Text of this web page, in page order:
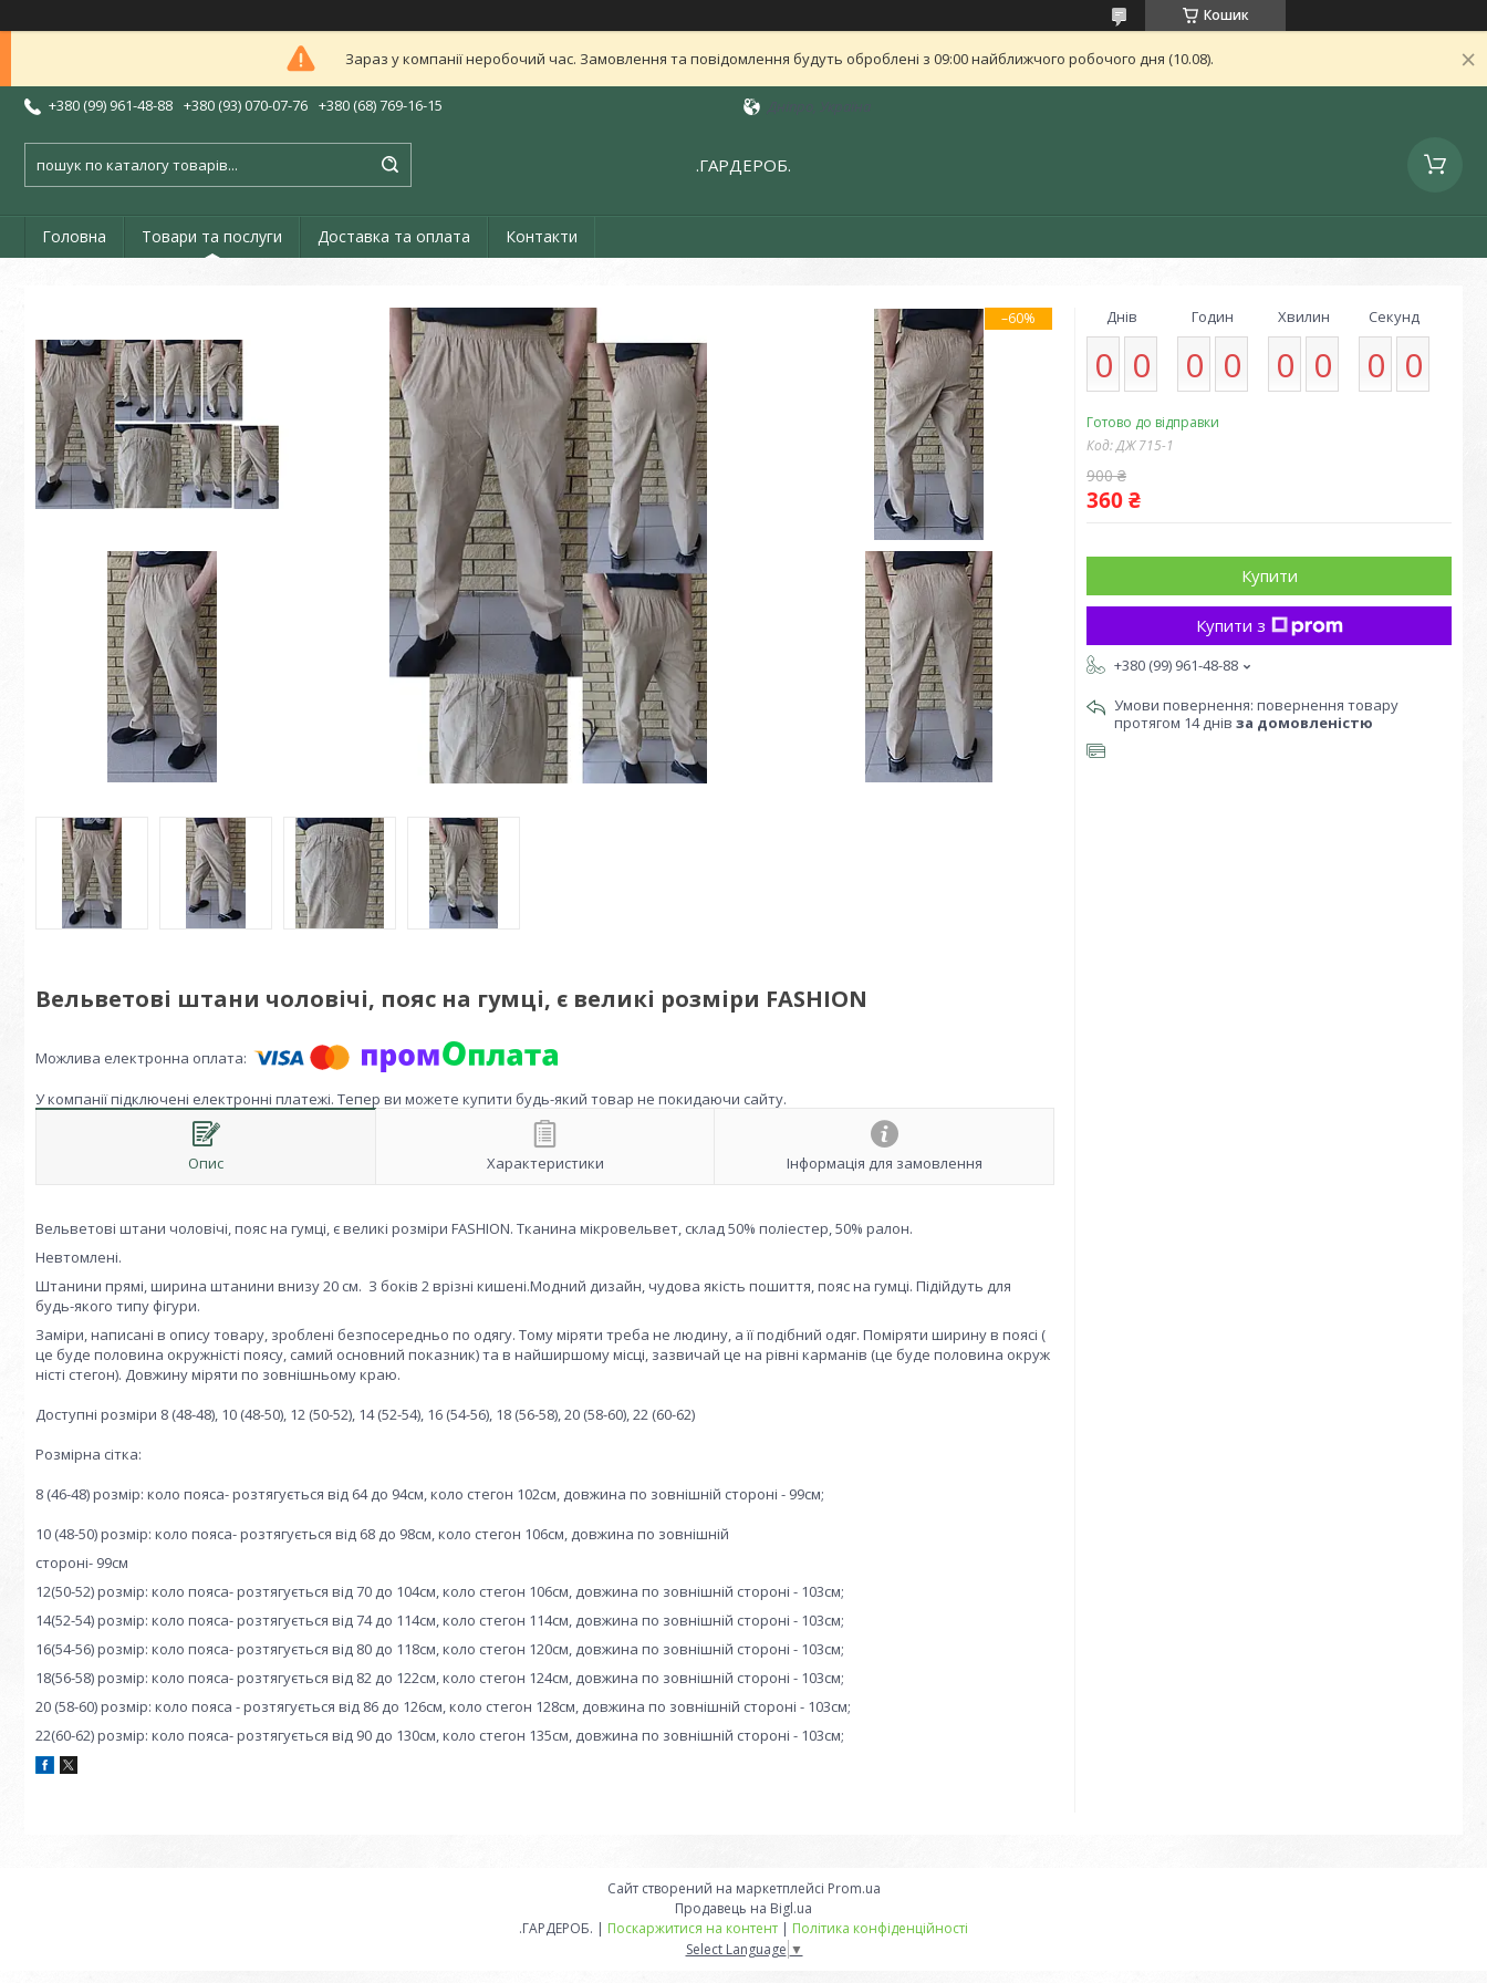
Кошик
Зараз у компанії неробочий час. Замовлення та повідомлення будуть оброблені з 09:00 найближчого робочого дня (10.08).
+380 (99) 961-48-88 +380 (93) 070-07-76 +380 (68) 769-16-15
.ГАРДЕРОБ.
Головна Товари та послуги Доставка та оплата Контакти
–60%
Вельветові штани чоловічі, пояс на гумці, є великі розміри FASHION
У компанії підключені електронні платежі. Тепер ви можете купити будь-який товар не покидаючи сайту.
Опис Характеристики Інформація для замовлення
Вельветові штани чоловічі, пояс на гумці, є великі розміри FASHION. Тканина мікровельвет, склад 50% поліестер, 50% ралон.
Невтомлені.
Штанини прямі, ширина штанини внизу 20 см. З боків 2 врізні кишені.Модний дизайн, чудова якість пошиття, пояс на гумці. Підійдуть для
будь-якого типу фігури.
Заміри, написані в опису товару, зроблені безпосередньо по одягу. Тому міряти треба не людину, а її подібний одяг. Поміряти ширину в поясі (
це буде половина окружністі поясу, самий основний показник) та в найширшому місці, зазвичай це на рівні карманів (це буде половина окруж
ністі стегон). Довжину міряти по зовнішньому краю.
Доступні розміри 8 (48-48), 10 (48-50), 12 (50-52), 14 (52-54), 16 (54-56), 18 (56-58), 20 (58-60), 22 (60-62)
Розмірна сітка:
8 (46-48) розмір: коло пояса- розтягується від 64 до 94см, коло стегон 102см, довжина по зовнішній стороні - 99см;
10 (48-50) розмір: коло пояса- розтягується від 68 до 98см, коло стегон 106см, довжина по зовнішній
стороні- 99см
12(50-52) розмір: коло пояса- розтягується від 70 до 104см, коло стегон 106см, довжина по зовнішній стороні - 103см;
14(52-54) розмір: коло пояса- розтягується від 74 до 114см, коло стегон 114см, довжина по зовнішній стороні - 103см;
16(54-56) розмір: коло пояса- розтягується від 80 до 118см, коло стегон 120см, довжина по зовнішній стороні - 103см;
18(56-58) розмір: коло пояса- розтягується від 82 до 122см, коло стегон 124см, довжина по зовнішній стороні - 103см;
20 (58-60) розмір: коло пояса - розтягується від 86 до 126см, коло стегон 128см, довжина по зовнішній стороні - 103см;
22(60-62) розмір: коло пояса- розтягується від 90 до 130см, коло стегон 135см, довжина по зовнішній стороні - 103см;
Днів
0 0
Годин
0 0
Хвилин
0 0
Секунд
0 0
Готово до відправки
Код:ДЖ 715-1
900 ₴
360 ₴
Купити
Купити з
+380 (99) 961-48-88
повернення товару
протягом 14 днів за домовленістю
Сайт створений на маркетплейсі Prom.ua
Продавець на Bigl.ua
.ГАРДЕРОБ. | Поскаржитися на контент | Політика конфіденційності
Select Language ▼